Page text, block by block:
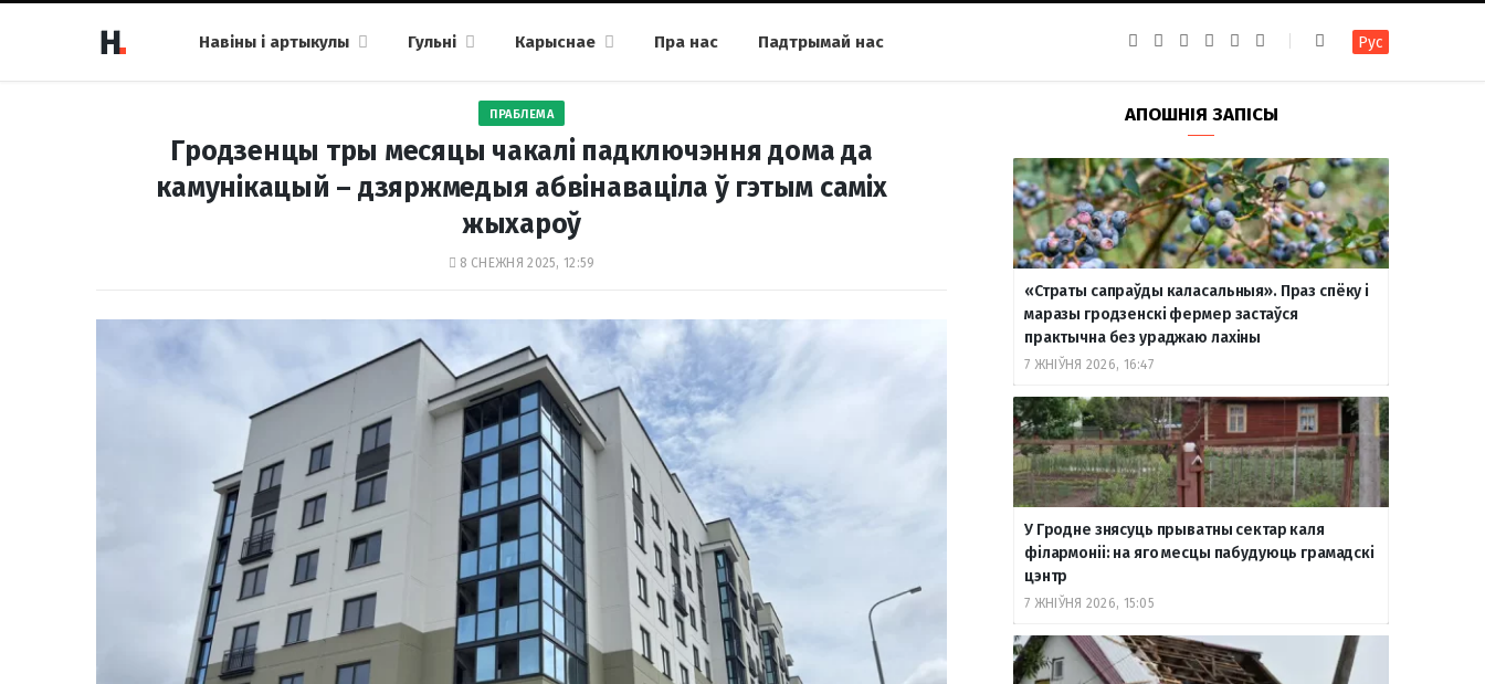
Навіны і артыкулы Гульні Карыснае Пра нас Падтрымай нас
b
o
k
a
g
a
m
g
r
a
m
u
b
т
а
т
е
Рус
ПРАБЛЕМА
Гродзенцы тры месяцы чакалі падключэння дома да
камунікацый – дзяржмедыя абвінаваціла ў гэтым саміх
жыхароў
8 СНЕЖНЯ 2025, 12:59
АПОШНІЯ ЗАПІСЫ
«Страты сапраўды каласальныя». Праз спёку і
маразы гродзенскі фермер застаўся
практычна без ураджаю лахіны
7 ЖНІЎНЯ 2026, 16:47
У Гродне знясуць прыватны сектар каля
філармоніі: на яго месцы пабудуюць грамадскі
цэнтр
7 ЖНІЎНЯ 2026, 15:05